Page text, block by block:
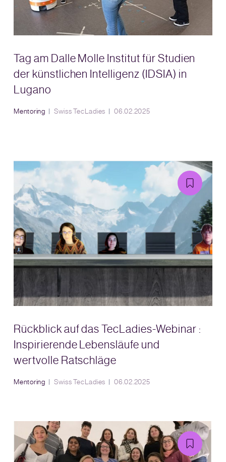
Tag am Dalle Molle Institut für Studien
der künstlichen Intelligenz (IDSIA) in
Lugano
Mentoring Swiss TecLadies 06.02.2025
Rückblick auf das TecLadies-Webinar :
Inspirierende Lebensläufe und
wertvolle Ratschläge
Mentoring Swiss TecLadies 06.02.2025